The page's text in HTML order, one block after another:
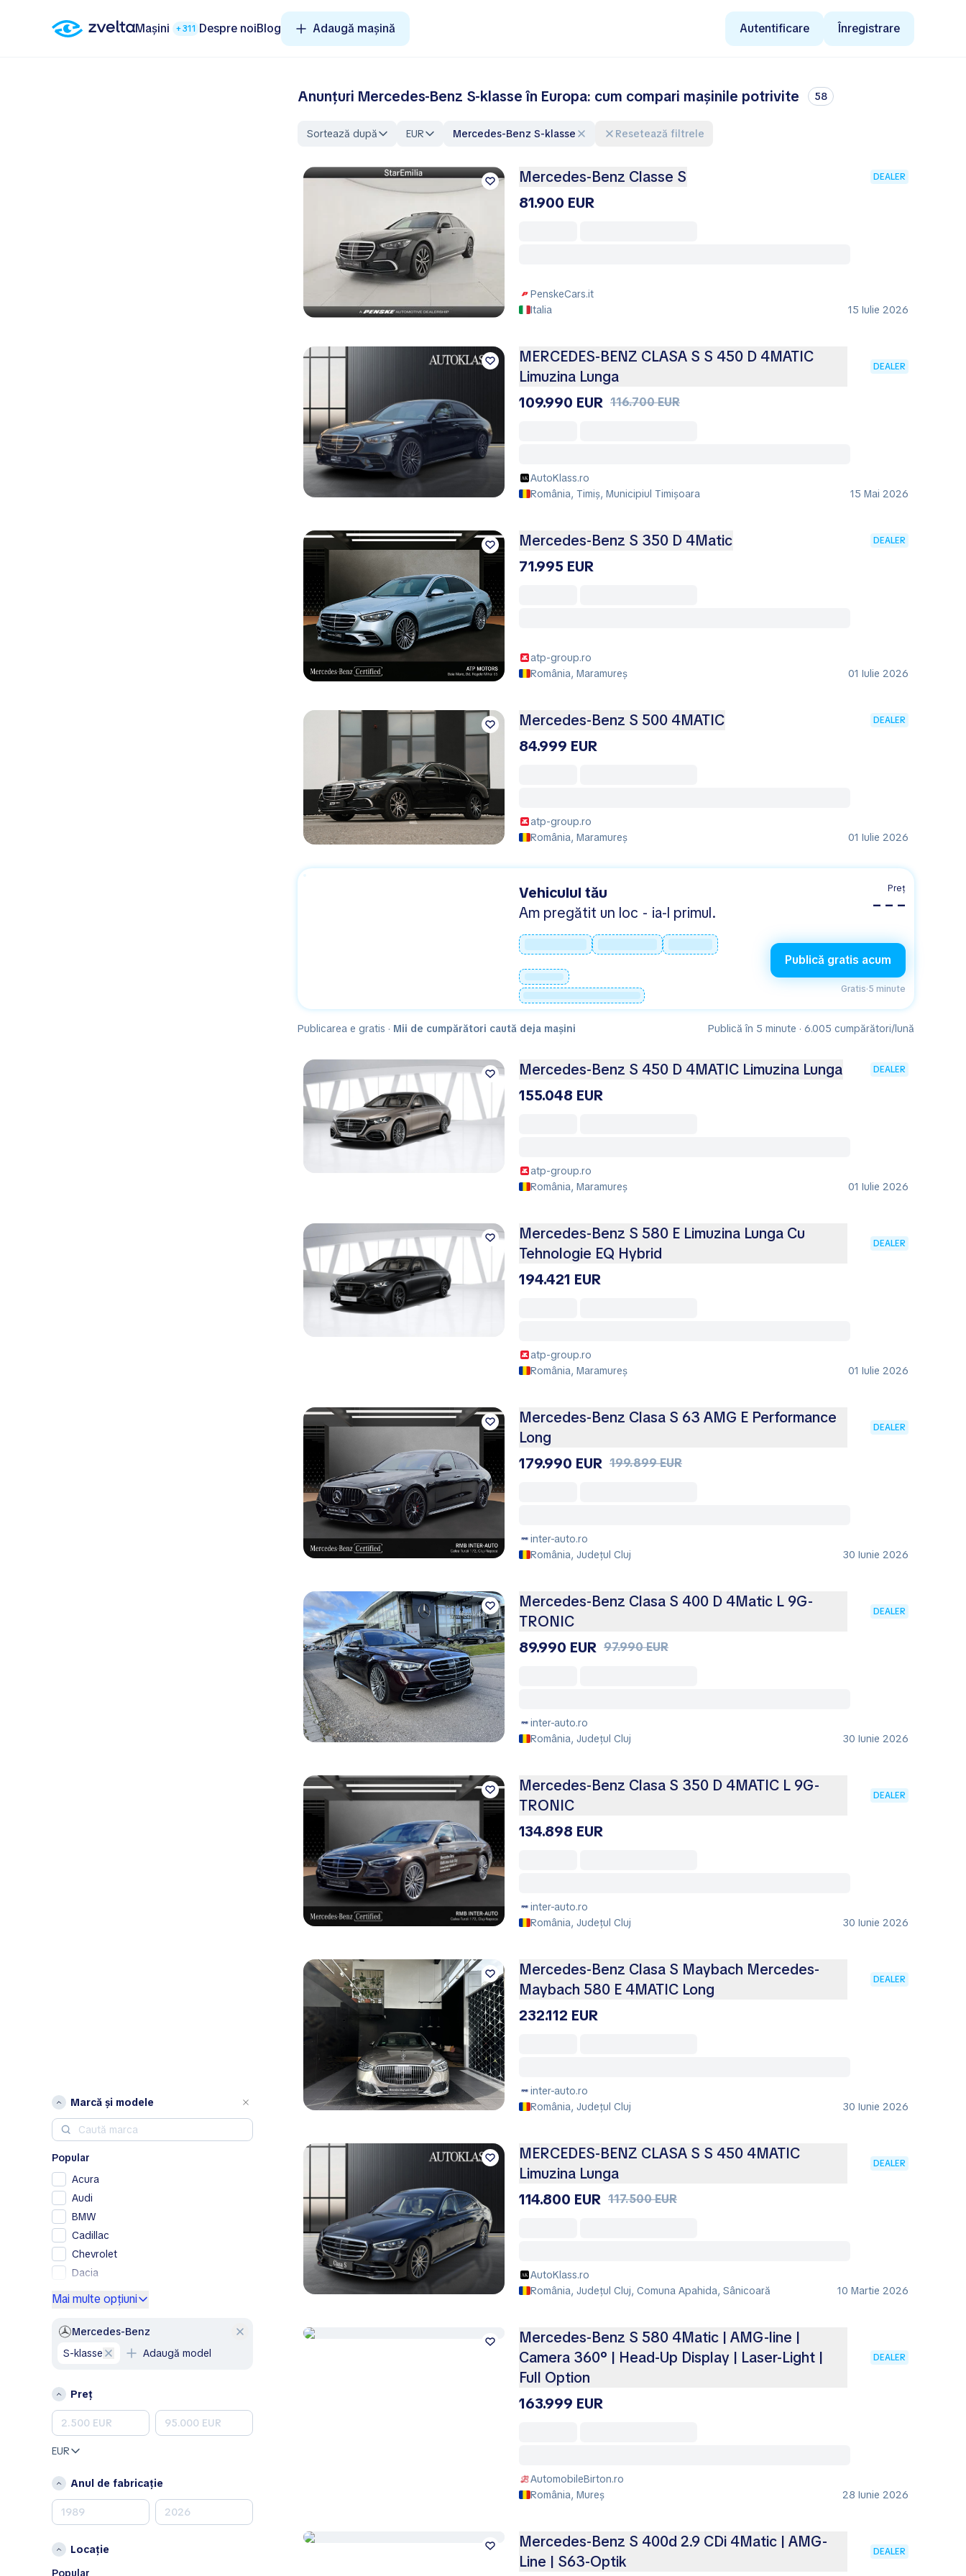
Mașini +311 Despre noiBlog Adaugă mașină Autentificare Înregistrare
Marcă și modele
Popular
Acura
Audi
BMW
Cadillac
Chevrolet
Dacia
Ford
GMC
Honda
Land Rover
Mercedes-Benz
MINI
Nissan
Peugeot
Porsche
Mai multe opțiuni
Mercedes-Benz
S-klasse
Adaugă model
Preț
EUR
Anul de fabricație
Locație
Popular
Anunțuri Mercedes-Benz S-klasse în Europa: cum compari mașinile potrivite 58
Sortează după EUR Mercedes-Benz S-klasse Resetează filtrele
Mercedes-Benz Classe S DEALER
81.900 EUR
PenskeCars.it
Italia
15 Iulie 2026
MERCEDES-BENZ CLASA S S 450 D 4MATIC
Limuzina Lunga
DEALER
109.990 EUR 116.700 EUR
AutoKlass.ro
România, Timiș, Municipiul Timişoara
15 Mai 2026
Mercedes-Benz S 350 D 4Matic DEALER
71.995 EUR
atp-group.ro
România, Maramureș
01 Iulie 2026
Mercedes-Benz S 500 4MATIC DEALER
84.999 EUR
atp-group.ro
România, Maramureș
01 Iulie 2026
Vehiculul tău
Am pregătit un loc - ia-l primul.
Preț
– – –
Publică gratis acum
Gratis·5 minute
Publicarea e gratis · Mii de cumpărători caută deja mașini Publică în 5 minute · 6.005 cumpărători/lună
Mercedes-Benz S 450 D 4MATIC Limuzina Lunga DEALER
155.048 EUR
atp-group.ro
România, Maramureș
01 Iulie 2026
Mercedes-Benz S 580 E Limuzina Lunga Cu
Tehnologie EQ Hybrid
DEALER
194.421 EUR
atp-group.ro
România, Maramureș
01 Iulie 2026
Mercedes-Benz Clasa S 63 AMG E Performance
Long
DEALER
179.990 EUR 199.899 EUR
inter-auto.ro
România, Județul Cluj
30 Iunie 2026
Mercedes-Benz Clasa S 400 D 4Matic L 9G-
TRONIC
DEALER
89.990 EUR 97.990 EUR
inter-auto.ro
România, Județul Cluj
30 Iunie 2026
Mercedes-Benz Clasa S 350 D 4MATIC L 9G-
TRONIC
DEALER
134.898 EUR
inter-auto.ro
România, Județul Cluj
30 Iunie 2026
Mercedes-Benz Clasa S Maybach Mercedes-
Maybach 580 E 4MATIC Long
DEALER
232.112 EUR
inter-auto.ro
România, Județul Cluj
30 Iunie 2026
MERCEDES-BENZ CLASA S S 450 4MATIC
Limuzina Lunga
DEALER
114.800 EUR 117.500 EUR
AutoKlass.ro
România, Județul Cluj, Comuna Apahida, Sânicoară
10 Martie 2026
Mercedes-Benz S 580 4Matic | AMG-line |
Camera 360° | Head-Up Display | Laser-Light |
Full Option
DEALER
163.999 EUR
AutomobileBirton.ro
România, Mureș
28 Iunie 2026
Mercedes-Benz S 400d 2.9 CDi 4Matic | AMG-
Line | S63-Optik
DEALER